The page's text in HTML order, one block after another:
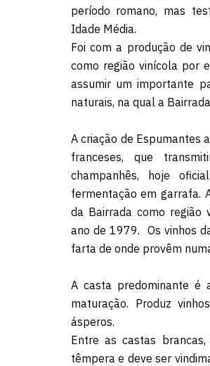
período romano, mas
Idade Média.
Foi com a produção de
como região vinícola por
assumir um importante
naturais, na qual a
A criação de Espumantes
franceses, que
champanhês, hoje
fermentação em garrafa.
da Bairrada como região
ano de 1979. Os vinhos
farta de onde provêm
A casta predominante é
maturação. Produz
ásperos.
Entre as castas
têmpera e deve ser